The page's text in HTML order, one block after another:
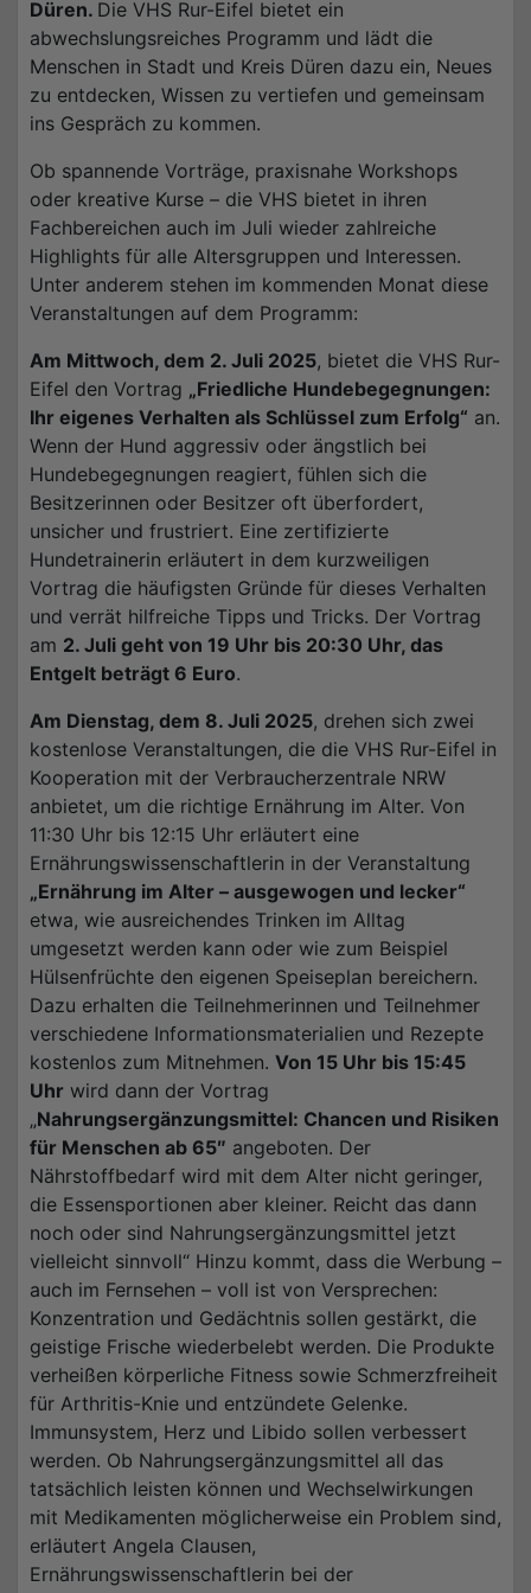
Düren. Die VHS Rur-Eifel bietet ein
abwechslungsreiches Programm und lädt die
Menschen in Stadt und Kreis Düren dazu ein, Neues
zu entdecken, Wissen zu vertiefen und gemeinsam
ins Gespräch zu kommen.
Ob spannende Vorträge, praxisnahe Workshops
oder kreative Kurse – die VHS bietet in ihren
Fachbereichen auch im Juli wieder zahlreiche
Highlights für alle Altersgruppen und Interessen.
Unter anderem stehen im kommenden Monat diese
Veranstaltungen auf dem Programm:
Am Mittwoch, dem 2. Juli 2025, bietet die VHS Rur-
Eifel den Vortrag „Friedliche Hundebegegnungen:
Ihr eigenes Verhalten als Schlüssel zum Erfolg“ an.
Wenn der Hund aggressiv oder ängstlich bei
Hundebegegnungen reagiert, fühlen sich die
Besitzerinnen oder Besitzer oft überfordert,
unsicher und frustriert. Eine zertifizierte
Hundetrainerin erläutert in dem kurzweiligen
Vortrag die häufigsten Gründe für dieses Verhalten
und verrät hilfreiche Tipps und Tricks. Der Vortrag
am 2. Juli geht von 19 Uhr bis 20:30 Uhr, das
Entgelt beträgt 6 Euro.
Am Dienstag, dem 8. Juli 2025, drehen sich zwei
kostenlose Veranstaltungen, die die VHS Rur-Eifel in
Kooperation mit der Verbraucherzentrale NRW
anbietet, um die richtige Ernährung im Alter. Von
11:30 Uhr bis 12:15 Uhr erläutert eine
Ernährungswissenschaftlerin in der Veranstaltung
„Ernährung im Alter – ausgewogen und lecker“
etwa, wie ausreichendes Trinken im Alltag
umgesetzt werden kann oder wie zum Beispiel
Hülsenfrüchte den eigenen Speiseplan bereichern.
Dazu erhalten die Teilnehmerinnen und Teilnehmer
verschiedene Informationsmaterialien und Rezepte
kostenlos zum Mitnehmen. Von 15 Uhr bis 15:45
Uhr wird dann der Vortrag
„Nahrungsergänzungsmittel: Chancen und Risiken
für Menschen ab 65″ angeboten. Der
Nährstoffbedarf wird mit dem Alter nicht geringer,
die Essensportionen aber kleiner. Reicht das dann
noch oder sind Nahrungsergänzungsmittel jetzt
vielleicht sinnvoll“ Hinzu kommt, dass die Werbung –
auch im Fernsehen – voll ist von Versprechen:
Konzentration und Gedächtnis sollen gestärkt, die
geistige Frische wiederbelebt werden. Die Produkte
verheißen körperliche Fitness sowie Schmerzfreiheit
für Arthritis-Knie und entzündete Gelenke.
Immunsystem, Herz und Libido sollen verbessert
werden. Ob Nahrungsergänzungsmittel all das
tatsächlich leisten können und Wechselwirkungen
mit Medikamenten möglicherweise ein Problem sind,
erläutert Angela Clausen,
Ernährungswissenschaftlerin bei der